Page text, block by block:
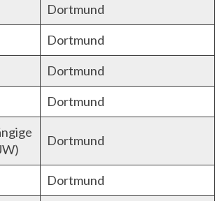
Dortmund
Dortmund
Dortmund
Dortmund
Dortmund
Dortmund